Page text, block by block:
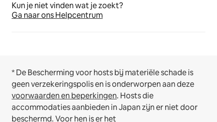
Kun je niet vinden wat je zoekt?
Ga naar ons Helpcentrum
* De Bescherming voor hosts bij materiële schade is
geen verzekeringspolis en is onderworpen aan deze
voorwaarden en beperkingen. Hosts die
accommodaties aanbieden in Japan zijn er niet door
beschermd. Voor hen is er het